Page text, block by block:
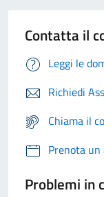
Contatta il
Leggi le
Richiedi
Chiama il
Prenota
Problemi in